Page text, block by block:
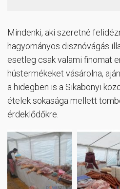
Mindenki, aki szeretné
hagyományos disznóvágás
esetleg csak valami finomat
hústermékeket vásárolna,
a hidegben is a Sikabonyi
ételek sokasága mellett
érdeklődőkre.